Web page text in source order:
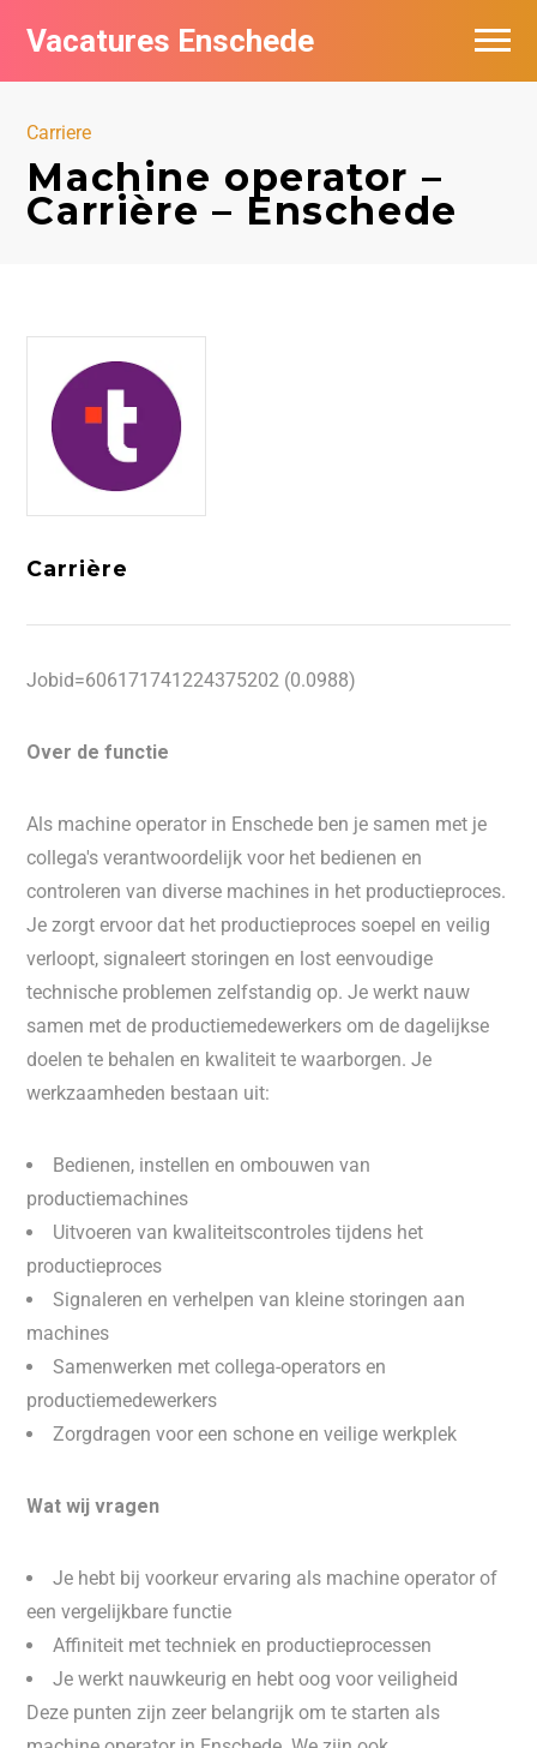
Vacatures Enschede
Carriere
Machine operator –
Carrière – Enschede
Carrière
Jobid=606171741224375202 (0.0988)
Over de functie
Als machine operator in Enschede ben je samen met je
collega's verantwoordelijk voor het bedienen en
controleren van diverse machines in het productieproces.
Je zorgt ervoor dat het productieproces soepel en veilig
verloopt, signaleert storingen en lost eenvoudige
technische problemen zelfstandig op. Je werkt nauw
samen met de productiemedewerkers om de dagelijkse
doelen te behalen en kwaliteit te waarborgen. Je
werkzaamheden bestaan uit:
Bedienen, instellen en ombouwen van
productiemachines
Uitvoeren van kwaliteitscontroles tijdens het
productieproces
Signaleren en verhelpen van kleine storingen aan
machines
Samenwerken met collega-operators en
productiemedewerkers
Zorgdragen voor een schone en veilige werkplek
Wat wij vragen
Je hebt bij voorkeur ervaring als machine operator of
een vergelijkbare functie
Affiniteit met techniek en productieprocessen
Je werkt nauwkeurig en hebt oog voor veiligheid
Deze punten zijn zeer belangrijk om te starten als
Vacatures per bedrijf
Nieuwsbrief feed